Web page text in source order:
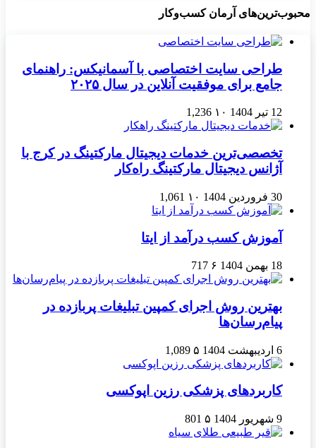
محبوب‌ترین‌های آرمان کسب‌وکار
طراحی سایت اختصاصی با آسمانیکس: راهنمای
جامع برای موفقیت آنلاین در سال ۲۰۲۵
12 تیر 1404 ۱۰ 1,236
تخصصی‌ترین خدمات دیجیتال مارکتینگ در کرج با
آژانس دیجیتال مارکتینگ راه‌کار
30 فروردین 1404 ۱۰ 1,061
آموزش کسب درآمد از ایتا
18 بهمن 1404 ۶ 717
بهترین روش اجرای کمپین تبلیغات پربازده در
پیام‌رسان‌ها
6 اردیبهشت 1404 ۵ 1,089
کاربردهای پزشکی رزین اپوکسی
9 شهریور 1404 ۵ 801